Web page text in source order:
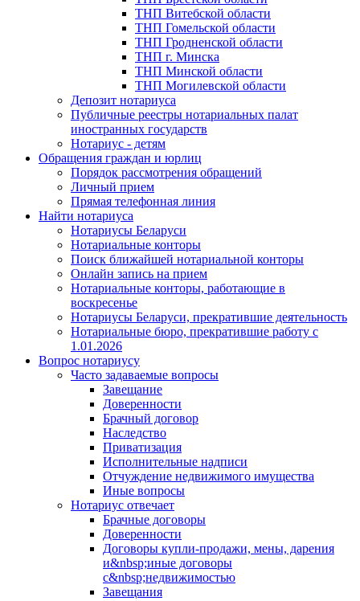
ТНП Витебской области
ТНП Гомельской области
ТНП Гродненской области
ТНП г. Минска
ТНП Минской области
ТНП Могилевской области
Депозит нотариуса
Публичные реестры нотариальных палат
иностранных государств
Нотариус - детям
Обращения граждан и юрлиц
Порядок рассмотрения обращений
Личный прием
Прямая телефонная линия
Найти нотариуса
Нотариусы Беларуси
Нотариальные конторы
Поиск ближайшей нотариальной конторы
Онлайн запись на прием
Нотариальные конторы, работающие в
воскресенье
Нотариусы Беларуси, прекратившие деятельность
Нотариальные бюро, прекратившие работу с
1.01.2026
Вопрос нотариусу
Часто задаваемые вопросы
Завещание
Доверенности
Брачный договор
Наследство
Приватизация
Исполнительные надписи
Отчуждение недвижимого имущества
Иные вопросы
Нотариус отвечает
Брачные договоры
Доверенности
Договоры купли-продажи, мены, дарения
и&nbsp;иные договоры
с&nbsp;недвижимостью
Завещания